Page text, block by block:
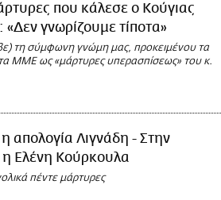
που κάλεσε ο Κούγιας
«Δεν γνωρίζουμε τίποτα»
τη σύμφωνη γνώμη μας, προκειμένου τα
ΜΜΕ ως «μάρτυρες υπερασπίσεως» του κ.
απολογία Λιγνάδη - Στην
η Ελένη Κούρκουλα
πέντε μάρτυρες